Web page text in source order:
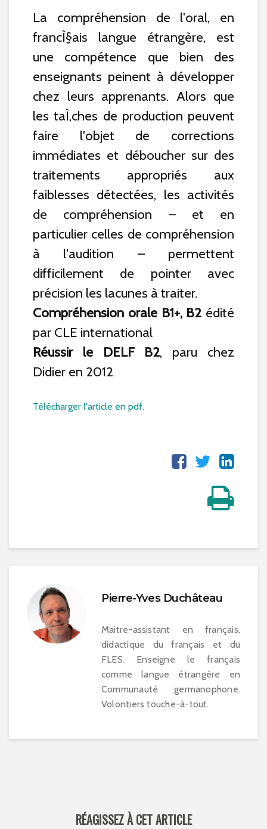
La compréhension de l'oral, en
francÌ§ais langue étrangère, est
une compétence que bien des
enseignants peinent à développer
chez leurs apprenants. Alors que
les taÌ‚ches de production peuvent
faire l'objet de corrections
immédiates et déboucher sur des
traitements appropriés aux
faiblesses détectées, les activités
de compréhension – et en
particulier celles de compréhension
à l'audition – permettent
difficilement de pointer avec
précision les lacunes à traiter.
Compréhension orale B1+, B2 édité
par CLE international
Réussir le DELF B2, paru chez
Didier en 2012
Télécharger l'article en pdf.
Pierre-Yves Duchâteau
Maitre-assistant en français,
didactique du français et du
FLES. Enseigne le français
comme langue étrangère en
Communauté germanophone.
Volontiers touche-à-tout.
RÉAGISSEZ À CET ARTICLE